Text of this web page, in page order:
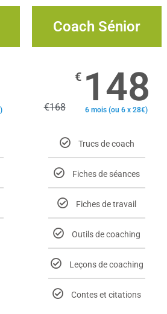
Coach Sénior
€168
€ 148
6 mois (ou 6 x 28€)
Trucs de coach
Fiches de séances
Fiches de travail
Outils de coaching
Leçons de coaching
Contes et citations